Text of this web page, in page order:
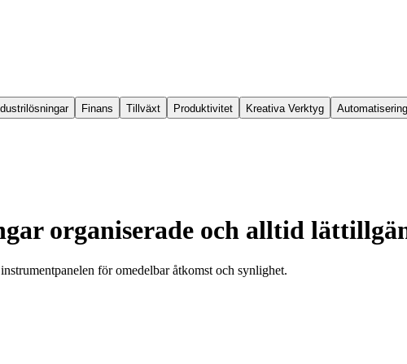
Finans Tillväxt Produktivitet Kreativa Verktyg Automatisering
organiserade och alltid
för omedelbar åtkomst och synlighet.